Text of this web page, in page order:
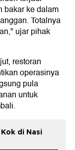
bakar ke dalam
Totalnya
ujar pihak
restoran
operasinya
pula
untuk
di Nasi